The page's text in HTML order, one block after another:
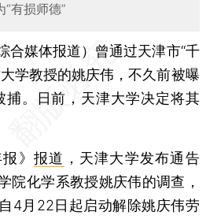
有损师德”
合媒体报道） 曾通过天津市“千
学教授的姚庆伟，不久前被曝
。日前，天津大学决定将其
》 报道 ，天津大学发布通告
院化学系教授姚庆伟的调查，
4月22日起启动解除姚庆伟劳